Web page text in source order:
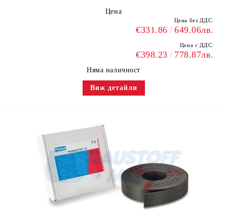
Цена
Цена без ДДС:
€331.86 649.06лв.
Цена с ДДС:
€398.23 778.87лв.
Няма наличност
Виж детайли